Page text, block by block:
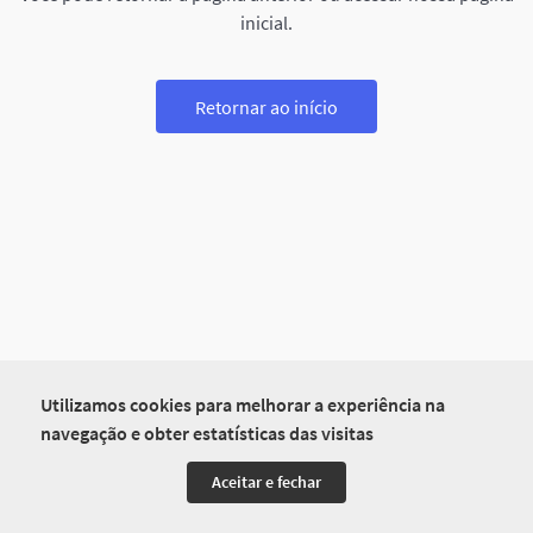
Utilizamos cookies para melhorar a experiência na
navegação e obter estatísticas das visitas
Aceitar e fechar
inicial.
Retornar ao início